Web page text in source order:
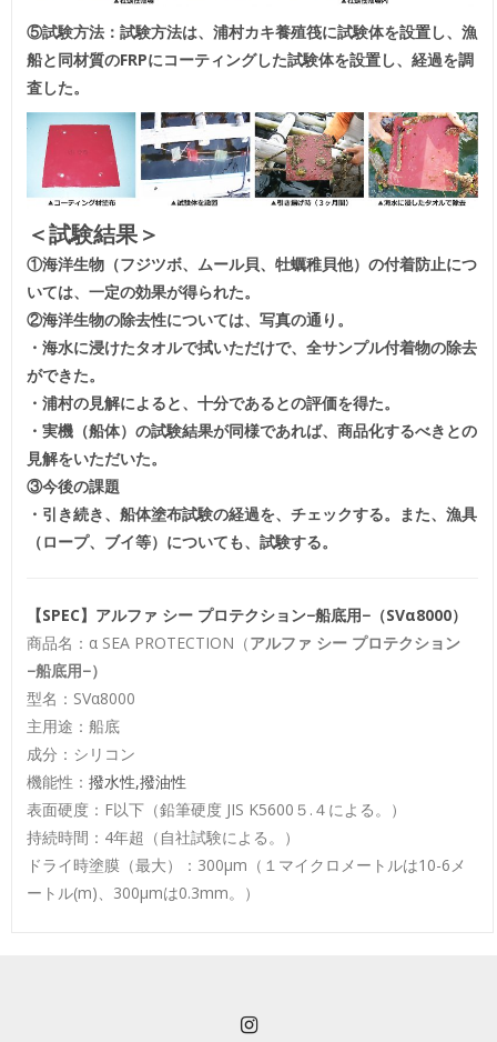
⑤試験方法：試験方法は、浦村カキ養殖筏に試験体を設置し、漁
船と同材質のFRPにコーティングした試験体を設置し、経過を調
査した。
＜試験結果＞
①海洋生物（フジツボ、ムール貝、牡蠣稚貝他）の付着防止につ
いては、一定の効果が得られた。
②海洋生物の除去性については、写真の通り。
・海水に浸けたタオルで拭いただけで、全サンプル付着物の除去
ができた。
・浦村の見解によると、十分であるとの評価を得た。
・実機（船体）の試験結果が同様であれば、商品化するべきとの
見解をいただいた。
③今後の課題
・引き続き、船体塗布試験の経過を、チェックする。また、漁具
（ロープ、ブイ等）についても、試験する。
【SPEC】アルファ シー プロテクション−船底用−（SVα8000）
商品名：α SEA PROTECTION（アルファ シー プロテクション
−船底用−）
型名：SVα8000
主用途：船底
成分：シリコン
機能性： 撥水性,撥油性
表面硬度：F以下（鉛筆硬度 JIS K5600５.４による。）
持続時間：4年超（自社試験による。）
ドライ時塗膜（最大）：300μm（１マイクロメートルは10-6メ
ートル(m)、300μmは0.3mm。）